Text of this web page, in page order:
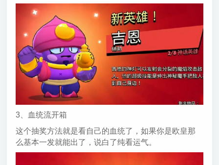
3、血统流开箱
这个抽奖方法就是看自己的血统了，如果你是欧皇那
么基本一发就能出了，说白了纯看运气。